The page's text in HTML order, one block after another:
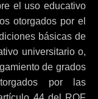
el uso educativo
otorgados por el
básicas de
universitario o,
de grados
por las